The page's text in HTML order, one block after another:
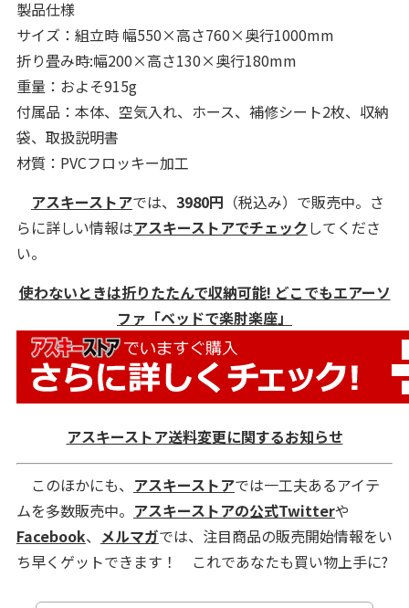
製品仕様
サイズ：組立時 幅550×高さ760×奥行1000mm
折り畳み時:幅200×高さ130×奥行180mm
重量：およそ915g
付属品：本体、空気入れ、ホース、補修シート2枚、収納
袋、取扱説明書
材質：PVCフロッキー加工
アスキーストアでは、 3980円 （税込み）で販売中。さ
らに詳しい情報はアスキーストアでチェックしてくださ
い。
使わないときは折りたたんで収納可能! どこでもエアーソ
ファ「ベッドで楽肘楽座」
アスキーストア送料変更に関するお知らせ
このほかにも、 アスキーストアでは一工夫あるアイテ
ムを多数販売中。 アスキーストアの公式Twitterや
Facebook、 メルマガでは、注目商品の販売開始情報をい
ち早くゲットできます！ これであなたも買い物上手に?